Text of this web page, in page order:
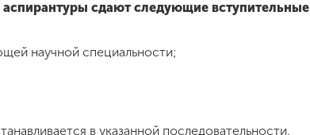
сдают следующие вступительные
научной специальности;
в указанной последовательности.